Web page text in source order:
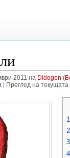
2011 на Didogen (
| Преглед на
1
2
3
4